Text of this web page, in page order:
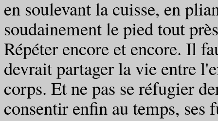
en soulevant la cuisse, en
soudainement le pied tout
Répéter encore et encore. Il
devrait partager la vie entre
corps. Et ne pas se réfugier
consentir enfin au temps, ses